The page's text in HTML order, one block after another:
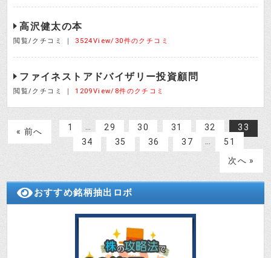
高沢健太の本
閲覧/クチコミ ｜ 3524View/30件のクチコミ
ファイネストアドバイザリー投資顧問
閲覧/クチコミ ｜1209View/8件のクチコミ
« 前へ 1 … 29 30 31 32
33
34
35 36 37 …
51
次へ »
おすすめ銘柄抽出ロボ